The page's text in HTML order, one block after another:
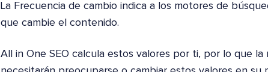
La Frecuencia de cambio indica a los motores de
que cambie el contenido.
All in One SEO calcula estos valores por ti, por lo que la